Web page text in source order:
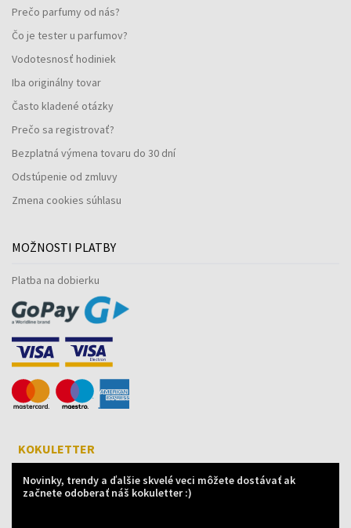
Prečo parfumy od nás?
Čo je tester u parfumov?
Vodotesnosť hodiniek
Iba originálny tovar
Často kladené otázky
Prečo sa registrovať?
Bezplatná výmena tovaru do 30 dní
Odstúpenie od zmluvy
Zmena cookies súhlasu
MOŽNOSTI PLATBY
Platba na dobierku
KOKULETTER
Novinky, trendy a ďalšie skvelé veci môžete dostávať ak
začnete odoberať náš kokuletter :)